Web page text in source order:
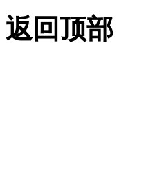
返回顶部